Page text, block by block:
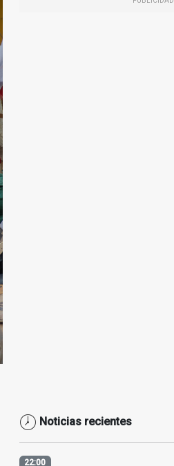
Noticias recientes
22:00